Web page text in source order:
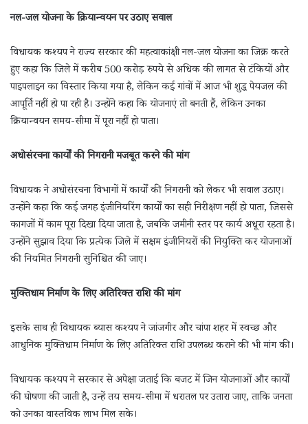
नल-जल योजना के क्रियान्वयन पर उठाए सवाल
विधायक कश्यप ने राज्य सरकार की महत्वाकांक्षी नल-जल योजना का जिक्र करते
हुए कहा कि जिले में करीब 500 करोड़ रुपये से अधिक की लागत से टंकियों और
पाइपलाइन का विस्तार किया गया है, लेकिन कई गांवों में आज भी शुद्ध पेयजल की
आपूर्ति नहीं हो पा रही है। उन्होंने कहा कि योजनाएं तो बनती हैं, लेकिन उनका
क्रियान्वयन समय-सीमा में पूरा नहीं हो पाता।
अधोसंरचना कार्यों की निगरानी मजबूत करने की मांग
विधायक ने अधोसंरचना विभागों में कार्यों की निगरानी को लेकर भी सवाल उठाए।
उन्होंने कहा कि कई जगह इंजीनियरिंग कार्यों का सही निरीक्षण नहीं हो पाता, जिससे
कागजों में काम पूरा दिखा दिया जाता है, जबकि जमीनी स्तर पर कार्य अधूरा रहता है।
उन्होंने सुझाव दिया कि प्रत्येक जिले में सक्षम इंजीनियरों की नियुक्ति कर योजनाओं
की नियमित निगरानी सुनिश्चित की जाए।
मुक्तिधाम निर्माण के लिए अतिरिक्त राशि की मांग
इसके साथ ही विधायक ब्यास कश्यप ने जांजगीर और चांपा शहर में स्वच्छ और
आधुनिक मुक्तिधाम निर्माण के लिए अतिरिक्त राशि उपलब्ध कराने की भी मांग की।
विधायक कश्यप ने सरकार से अपेक्षा जताई कि बजट में जिन योजनाओं और कार्यों
की घोषणा की जाती है, उन्हें तय समय-सीमा में धरातल पर उतारा जाए, ताकि जनता
को उनका वास्तविक लाभ मिल सके।